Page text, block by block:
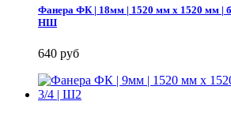
Фанера ФК | 18мм | 1520 мм х 1520 мм |
НШ
640 руб